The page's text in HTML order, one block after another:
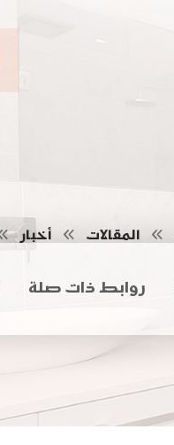
روابط ذات صلة
المقالات أخبار